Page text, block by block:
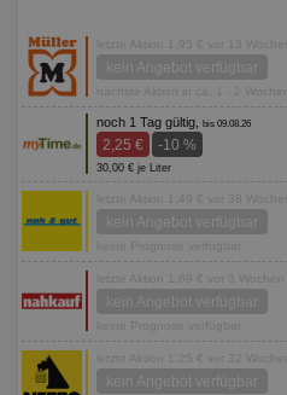
letzte Aktion 1,95 € vor 13 Wochen
kein Angebot verfügbar
nächste Aktion in ca. 1 - 2 Wochen
noch 1 Tag gültig, bis 09.08.26
2,25 € -10 %
30,00 € je Liter
letzte Aktion 1,49 € vor 38 Wochen
kein Angebot verfügbar
keine Prognose verfügbar
letzte Aktion 1,69 € vor 3 Wochen
kein Angebot verfügbar
keine Prognose verfügbar
letzte Aktion 1,25 € vor 32 Wochen
kein Angebot verfügbar